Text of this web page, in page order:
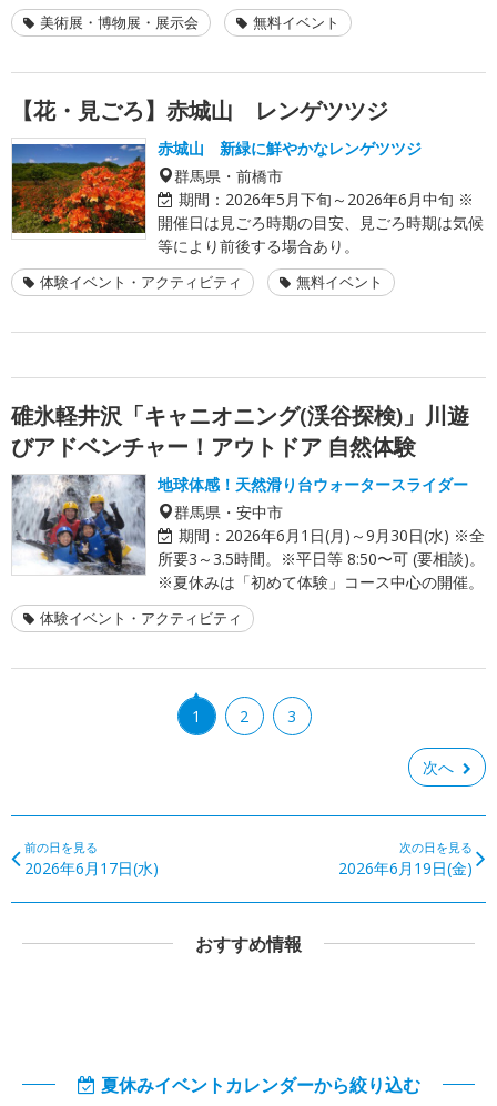
美術展・博物展・展示会 無料イベント
【花・見ごろ】赤城山 レンゲツツジ
赤城山 新緑に鮮やかなレンゲツツジ
群馬県・前橋市
期間： 2026年5月下旬～2026年6月中旬 ※
開催日は見ごろ時期の目安、見ごろ時期は気候
等により前後する場合あり。
体験イベント・アクティビティ 無料イベント
碓氷軽井沢「キャニオニング(渓谷探検)」川遊
びアドベンチャー！アウトドア 自然体験
地球体感！天然滑り台ウォータースライダー
群馬県・安中市
期間： 2026年6月1日(月)～9月30日(水) ※全
所要3～3.5時間。※平日等 8:50〜可 (要相談)。
※夏休みは「初めて体験」コース中心の開催。
体験イベント・アクティビティ
1 2 3
次へ
前の日を見る
2026年6月17日(水)
次の日を見る
2026年6月19日(金)
おすすめ情報
夏休みイベントカレンダーから絞り込む